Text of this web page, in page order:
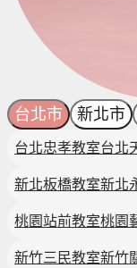
台北市 新北市
台北忠孝教室台北
新北板橋教室新北
桃園站前教室桃園
新竹三民教室新竹